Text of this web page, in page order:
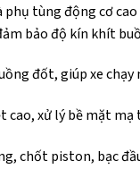
tùng động cơ cao
bảo độ kín khít
đốt, giúp xe
xử lý bề mặt
chốt piston, bạc